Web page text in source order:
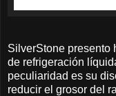
SilverStone presento
de refrigeración
peculiaridad es su
reducir el grosor del